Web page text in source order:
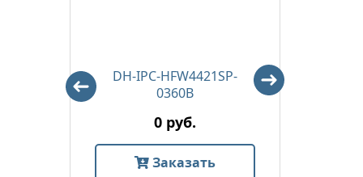
DH-IPC-HFW4421SP-
0360B
0 руб.
Заказать